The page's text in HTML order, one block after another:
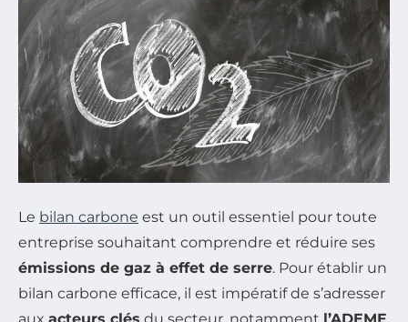
Le bilan carbone est un outil essentiel pour toute
entreprise souhaitant comprendre et réduire ses
émissions de gaz à effet de serre. Pour établir un
bilan carbone efficace, il est impératif de s’adresser